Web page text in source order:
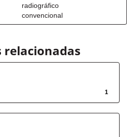
radiográfico
convencional
relacionadas
1